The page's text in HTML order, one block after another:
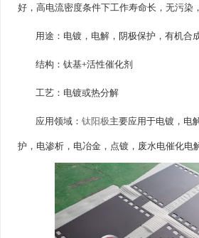
好，高电流密度条件下工作寿命长，无污染
用途：电镀，电解，阴极保护，有机合
结构：钛基+活性催化剂
工艺：电镀或热分解
应用领域：钛阳极主要应用于电镀，电
护，电渗析，电冶金，点镀，废水电催化电